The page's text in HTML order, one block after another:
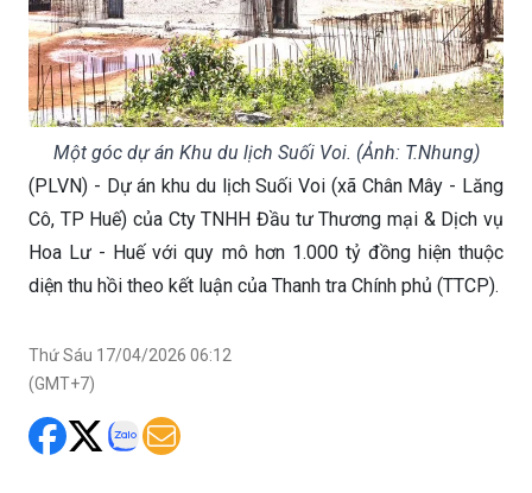
Một góc dự án Khu du lịch Suối Voi. (Ảnh: T.Nhung)
(PLVN) - Dự án khu du lịch Suối Voi (xã Chân Mây - Lăng
Cô, TP Huế) của Cty TNHH Đầu tư Thương mại & Dịch vụ
Hoa Lư - Huế với quy mô hơn 1.000 tỷ đồng hiện thuộc
diện thu hồi theo kết luận của Thanh tra Chính phủ (TTCP).
Thứ Sáu 17/04/2026 06:12
(GMT+7)